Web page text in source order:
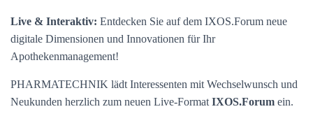
Live & Interaktiv: Entdecken Sie auf dem IXOS.Forum neue
digitale Dimensionen und Innovationen für Ihr
Apothekenmanagement!
PHARMATECHNIK lädt Interessenten mit Wechselwunsch und
Neukunden herzlich zum neuen Live-Format IXOS.Forum ein.